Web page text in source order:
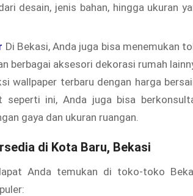
desain, jenis bahan, hingga ukuran
Di Bekasi, Anda juga bisa menemukan
berbagai aksesori dekorasi rumah
wallpaper terbaru dengan harga
seperti ini, Anda juga bisa
gaya dan ukuran ruangan.
di Kota Baru, Bekasi
Anda temukan di toko-toko